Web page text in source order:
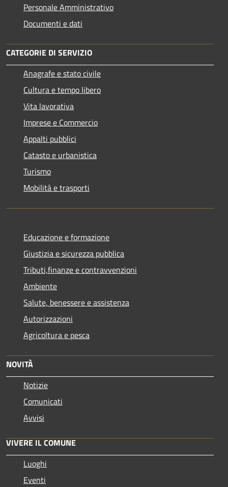
Personale Amministrativo
Documenti e dati
CATEGORIE DI SERVIZIO
Anagrafe e stato civile
Cultura e tempo libero
Vita lavorativa
Imprese e Commercio
Appalti pubblici
Catasto e urbanistica
Turismo
Mobilità e trasporti
Educazione e formazione
Giustizia e sicurezza pubblica
Tributi,finanze e contravvenzioni
Ambiente
Salute, benessere e assistenza
Autorizzazioni
Agricoltura e pesca
NOVITÀ
Notizie
Comunicati
Avvisi
VIVERE IL COMUNE
Luoghi
Eventi